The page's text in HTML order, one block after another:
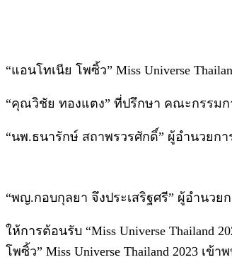
“แอนโทเนีย โพซิ้ว” Miss Universe
“คุณวิชัย ทองแตง” ที่ปรึกษา คณะกรรมก
“นพ.ธนารักษ์ สถาพรวรศักดิ์” ผู้อำนวยก
“พญ.กอบกุลยา จึงประเสริฐศรี” ผู้อำนวย
ให้การต้อนรับ “Miss Universe
โพซิ้ว” Miss Universe Thailand 2023